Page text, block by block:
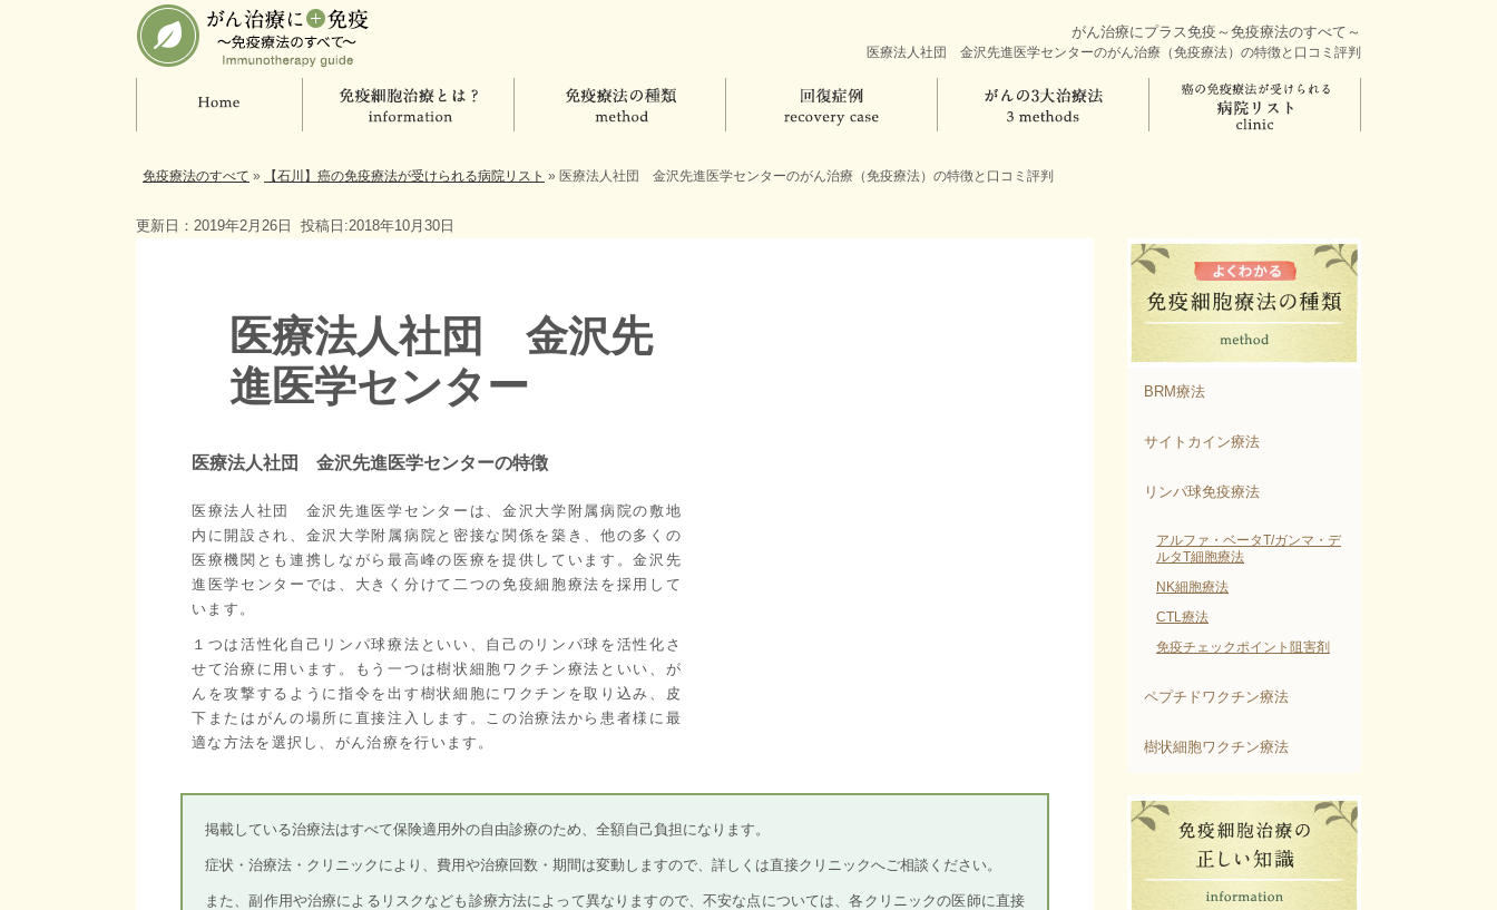
がん治療にプラス免疫～免疫療法のすべて～
医療法人社団 金沢先進医学センターのがん治療（免疫療法）の特徴と口コミ評判
免疫療法のすべて » 【石川】癌の免疫療法が受けられる病院リスト » 医療法人社団 金沢先進医学センターのがん治療（免疫療法）の特徴と口コミ評判
更新日：2019年2月26日 投稿日:2018年10月30日
医療法人社団 金沢先
進医学センター
医療法人社団 金沢先進医学センターの特徴
医療法人社団 金沢先進医学センターは、金沢大学附属病院の敷地
内に開設され、金沢大学附属病院と密接な関係を築き、他の多くの
医療機関とも連携しながら最高峰の医療を提供しています。金沢先
進医学センターでは、大きく分けて二つの免疫細胞療法を採用して
います。
１つは活性化自己リンパ球療法といい、自己のリンパ球を活性化さ
せて治療に用います。もう一つは樹状細胞ワクチン療法といい、が
んを攻撃するように指令を出す樹状細胞にワクチンを取り込み、皮
下またはがんの場所に直接注入します。この治療法から患者様に最
適な方法を選択し、がん治療を行います。
掲載している治療法はすべて保険適用外の自由診療のため、全額自己負担になります。
症状・治療法・クリニックにより、費用や治療回数・期間は変動しますので、詳しくは直接クリニックへご相談ください。
また、副作用や治療によるリスクなども診療方法によって異なりますので、不安な点については、各クリニックの医師に直接
BRM療法
サイトカイン療法
リンパ球免疫療法
アルファ・ベータT/ガンマ・デ
ルタT細胞療法
NK細胞療法
CTL療法
免疫チェックポイント阻害剤
ペプチドワクチン療法
樹状細胞ワクチン療法